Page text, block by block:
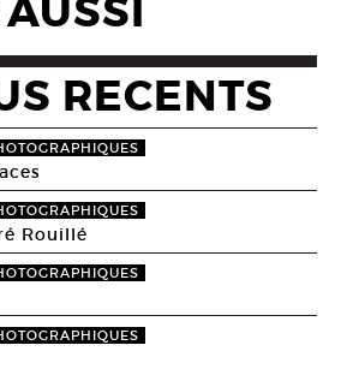
RECENTS
Rouillé